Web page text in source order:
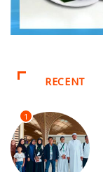
RECENT
1